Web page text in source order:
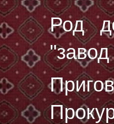
Род